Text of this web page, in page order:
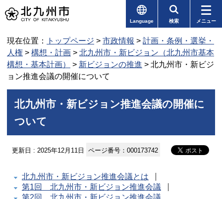
Language 検索 メニュー
現在位置： トップページ > 市政情報 > 計画・条例・選挙・
人権 > 構想・計画 > 北九州市・新ビジョン（北九州市基本
構想・基本計画）
> 新ビジョンの推進 > 北九州市・新ビジ
ョン推進会議の開催について
北九州市・新ビジョン推進会議の開催に
ついて
更新日 : 2025年12月11日 ページ番号：000173742
北九州市・新ビジョン推進会議とは
第1回 北九州市・新ビジョン推進会議
第2回 北九州市・新ビジョン推進会議